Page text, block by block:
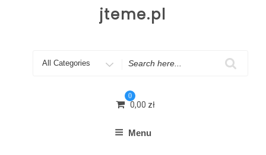
jteme.pl
Search
0
0,00 zł
Menu